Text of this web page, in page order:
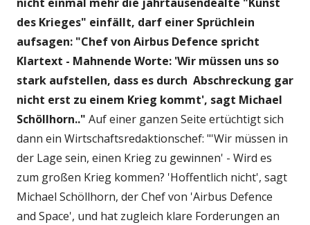
des Krieges" einfällt, darf einer Sprüchlein
aufsagen: "Chef von Airbus Defence spricht
Klartext - Mahnende Worte: 'Wir müssen uns so
stark aufstellen, dass es durch Abschreckung gar
nicht erst zu einem Krieg kommt', sagt Michael
Schöllhorn.." Auf einer ganzen Seite ertüchtigt sich
dann ein Wirtschaftsredaktionschef: "'Wir müssen in
der Lage sein, einen Krieg zu gewinnen' - Wird es
zum großen Krieg kommen? 'Hoffentlich nicht', sagt
Michael Schöllhorn, der Chef von 'Airbus Defence
and Space', und hat zugleich klare Forderungen an